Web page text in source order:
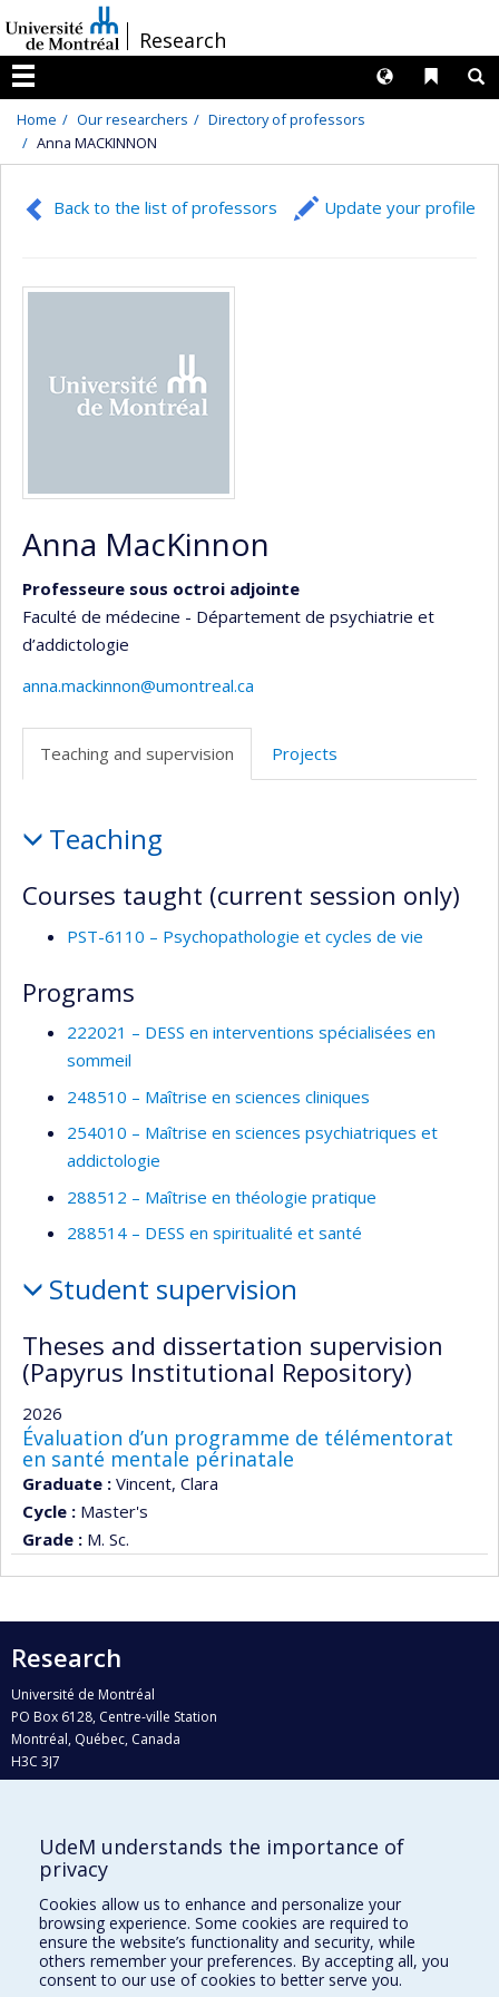
au
contenu
/Research
Menu
Liens
Langues
Home Our researchers
Directory of professors
Anna MACKINNON
Back to the list of professors Update your profile
Anna MacKinnon
Professeure sous octroi adjointe
Faculté de médecine - Département de psychiatrie et
d’addictologie
anna.mackinnon@umontreal.ca
Teaching and supervision Projects
and
supervision
Teaching
Courses taught (current session only)
PST-6110 – Psychopathologie et cycles de vie
Programs
222021 – DESS en interventions spécialisées en
sommeil
248510 – Maîtrise en sciences cliniques
254010 – Maîtrise en sciences psychiatriques et
addictologie
288512 – Maîtrise en théologie pratique
288514 – DESS en spiritualité et santé
Student supervision
Theses and dissertation supervision
(Papyrus Institutional Repository)
2026
Évaluation d’un programme de télémentorat
en santé mentale périnatale
Graduate : Vincent, Clara
Cycle : Master's
Grade : M. Sc.
Research
Université de Montréal
PO Box 6128, Centre-ville Station
Montréal, Québec, Canada
H3C 3J7
Who does what?
Find us
Site map
Accessibility
UdeM understands the importance of
privacy
Cookies allow us to enhance and personalize your
browsing experience. Some cookies are required to
ensure the website’s functionality and security, while
others remember your preferences. By accepting all, you
consent to our use of cookies to better serve you.